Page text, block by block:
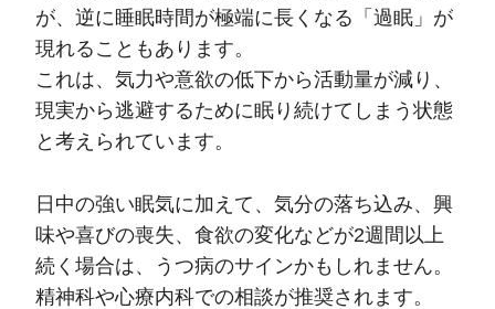
が、逆に睡眠時間が極端に長くなる「過眠」が
現れることもあります。
これは、気力や意欲の低下から活動量が減り、
現実から逃避するために眠り続けてしまう状態
と考えられています。
日中の強い眠気に加えて、気分の落ち込み、興
味や喜びの喪失、食欲の変化などが2週間以上
続く場合は、うつ病のサインかもしれません。
精神科や心療内科での相談が推奨されます。